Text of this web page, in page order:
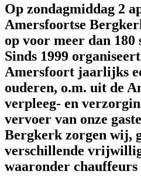
Op zondagmiddag 2
Amersfoortse
op voor meer dan 180
Sinds 1999
Amersfoort jaarlijks
ouderen, o.m. uit de
verpleeg- en
vervoer van onze
Bergkerk zorgen wij,
verschillende
waaronder chauffeurs